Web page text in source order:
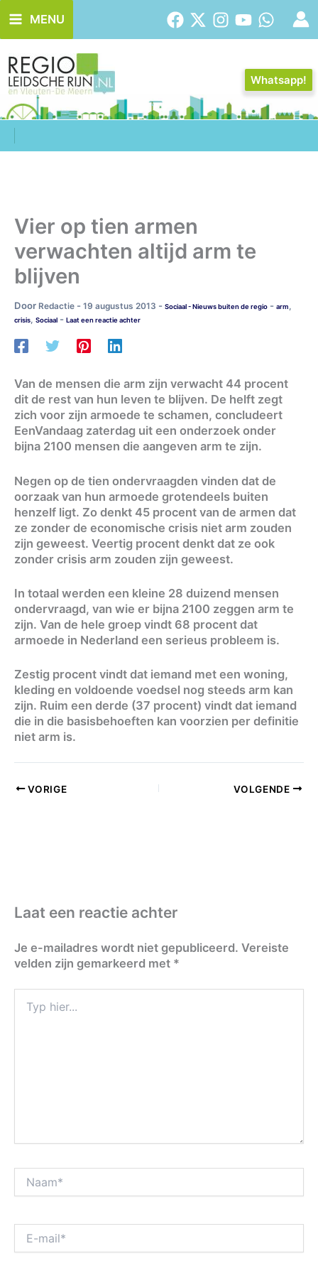
naar
de
inhoud
MENU
Whatsapp!
Vier op tien armen
verwachten altijd arm te
blijven
Door Redactie - 19 augustus 2013 - Sociaal - Nieuws buiten de regio - arm,
crisis, Sociaal - Laat een reactie achter
Van de mensen die arm zijn verwacht 44 procent
dit de rest van hun leven te blijven. De helft zegt
zich voor zijn armoede te schamen, concludeert
EenVandaag zaterdag uit een onderzoek onder
bijna 2100 mensen die aangeven arm te zijn.
Negen op de tien ondervraagden vinden dat de
oorzaak van hun armoede grotendeels buiten
henzelf ligt. Zo denkt 45 procent van de armen dat
ze zonder de economische crisis niet arm zouden
zijn geweest. Veertig procent denkt dat ze ook
zonder crisis arm zouden zijn geweest.
In totaal werden een kleine 28 duizend mensen
ondervraagd, van wie er bijna 2100 zeggen arm te
zijn. Van de hele groep vindt 68 procent dat
armoede in Nederland een serieus probleem is.
Zestig procent vindt dat iemand met een woning,
kleding en voldoende voedsel nog steeds arm kan
zijn. Ruim een derde (37 procent) vindt dat iemand
die in die basisbehoeften kan voorzien per definitie
niet arm is.
VORIGE VOLGENDE
Laat een reactie achter
Je e-mailadres wordt niet gepubliceerd. Vereiste
velden zijn gemarkeerd met *
hier...
mail*